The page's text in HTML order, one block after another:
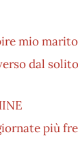
mio
dal
più